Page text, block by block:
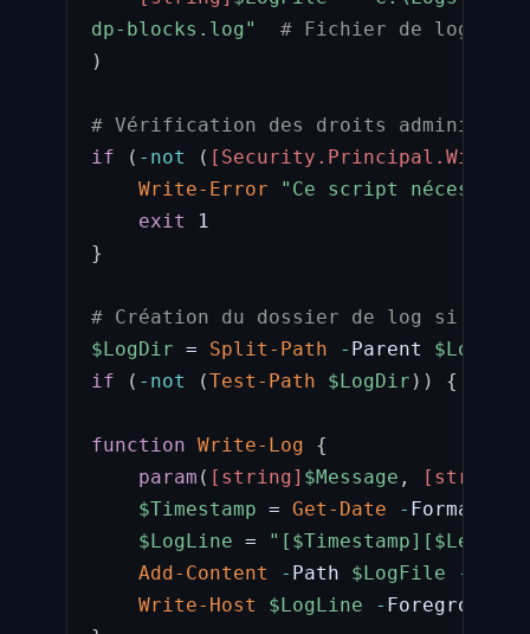
dp-blocks.log"
# Fichier de log
)
# Vérification des droits
if
( -not (
Write-Error
"Ce script
exit
}
# Création du dossier de log si
$LogDir = Split-Path - Parent $LogFile
if
( -not (Test-Path $LogDir ) ) {
function Write-Log
{
param ( [string] $Message , [string]
$Timestamp = Get-Date - Format
$LogLine = "[ $Timestamp][ $Level
Add-Content
- Path $LogFile -
Write-Host
$LogLine -